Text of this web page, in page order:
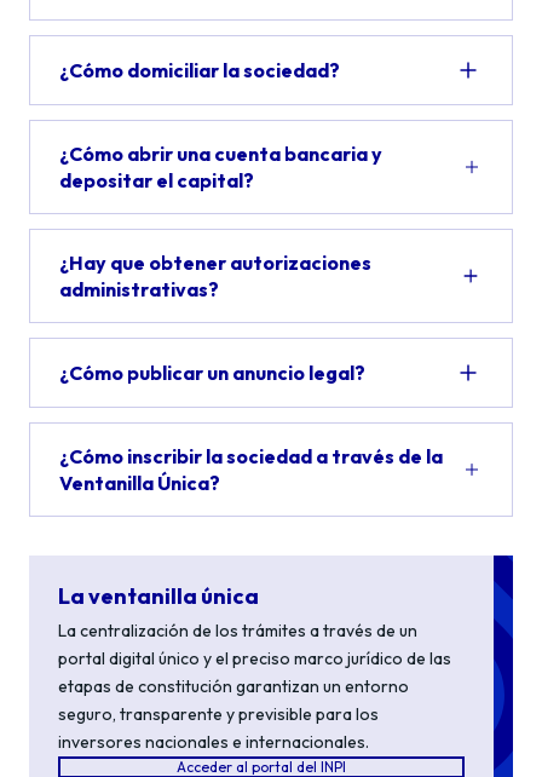
¿Cómo domiciliar la sociedad?
¿Cómo abrir una cuenta bancaria y
depositar el capital?
¿Hay que obtener autorizaciones
administrativas?
¿Cómo publicar un anuncio legal?
¿Cómo inscribir la sociedad a través de la
Ventanilla Única?
La ventanilla única
La centralización de los trámites a través de un
portal digital único y el preciso marco jurídico de las
etapas de constitución garantizan un entorno
seguro, transparente y previsible para los
inversores nacionales e internacionales.
Acceder al portal del INPI